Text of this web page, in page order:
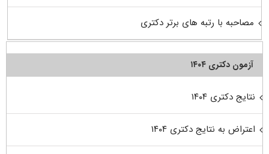
مصاحبه با رتبه های برتر دکتری
آزمون دکتری ۱۴۰۴
نتایج دکتری ۱۴۰۴
اعتراض به نتایج دکتری ۱۴۰۴